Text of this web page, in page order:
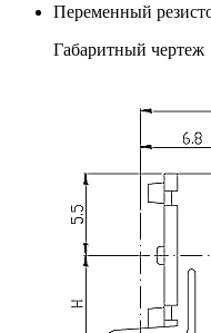
Переменный
Габаритный чертеж